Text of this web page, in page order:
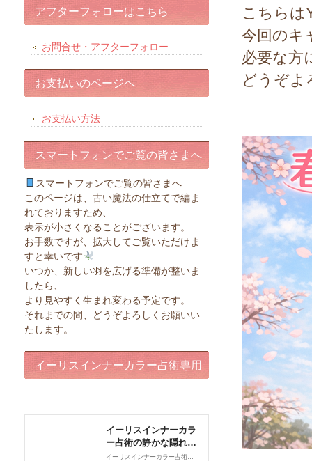
こちらは
今回のキ
必要な方
どうぞよ
アフターフォローはこちら
お問合せ・アフターフォロー
お支払いのページヘ
お支払い方法
スマートフォンでご覧の皆さまへ
スマートフォンでご覧の皆さまへ
このページは、古い魔法の仕立てで編ま
れておりますため、
表示が小さくなることがございます。
お手数ですが、拡大してご覧いただけま
すと幸いです
いつか、新しい羽を広げる準備が整いま
したら、
より見やすく生まれ変わる予定です。
それまでの間、どうぞよろしくお願いい
たします。
イーリスインナーカラー占術専用